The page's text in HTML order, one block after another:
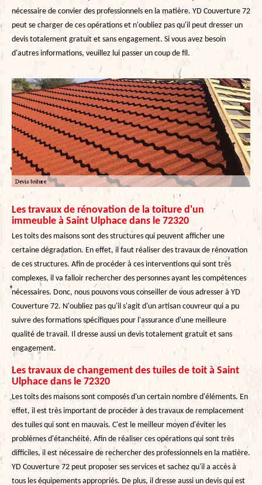
nécessaire de convier des professionnels en la matière. YD Couverture 72
peut se charger de ces opérations et n'oubliez pas qu'il peut dresser un
devis totalement gratuit et sans engagement. Si vous avez besoin
d'autres informations, veuillez lui passer un coup de fil.
Les travaux de rénovation de la toiture d'un
immeuble à Saint Ulphace dans le 72320
Les toits des maisons sont des structures qui peuvent afficher une
certaine dégradation. En effet, il faut réaliser des travaux de rénovation
de ces structures. Afin de procéder à ces interventions qui sont très
complexes, il va falloir rechercher des personnes ayant les compétences
nécessaires. Donc, nous pouvons vous conseiller de vous adresser à YD
Couverture 72. N'oubliez pas qu'il s'agit d'un artisan couvreur qui a pu
suivre des formations spécifiques pour l'assurance d'une meilleure
qualité de travail. Il dresse aussi un devis totalement gratuit et sans
engagement.
Les travaux de changement des tuiles de toit à Saint
Ulphace dans le 72320
Les toits des maisons sont composés d'un certain nombre d'éléments. En
effet, il est très important de procéder à des travaux de remplacement
des tuiles qui sont en mauvais. C'est le meilleur moyen d'éviter les
problèmes d'étanchéité. Afin de réaliser ces opérations qui sont très
difficiles, il est nécessaire de rechercher des professionnels en la matière.
YD Couverture 72 peut proposer ses services et sachez qu'il a accès à
tous les équipements appropriés. De plus, il dresse aussi un devis qui est